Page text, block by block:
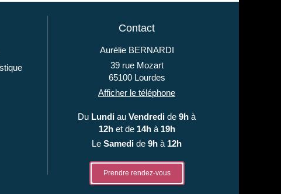
Contact
Aurélie BERNARDI
39 rue Mozart
65100 Lourdes
Afficher le téléphone
Du Lundi auVendredi de9h à
12het de 14hà 19h
LeSamedi de9h à 12h
Prendre rendez-vous